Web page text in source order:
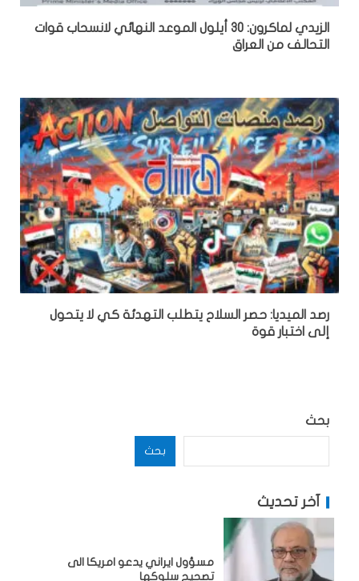
الزيدي لماكرون: 30 أيلول الموعد النهائي لانسحاب قوات
التحالف من العراق
رصد الميديا: حصر السلاح يتطلب التهدئة كي لا يتحول
إلى اختبار قوة
بحث
بحث
آخر تحديث
مسؤول ايراني يدعو امريكا الى
تصحيح سلوكها